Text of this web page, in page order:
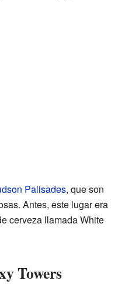
Palisades, que son
Antes, este lugar era
cerveza llamada White
Towers